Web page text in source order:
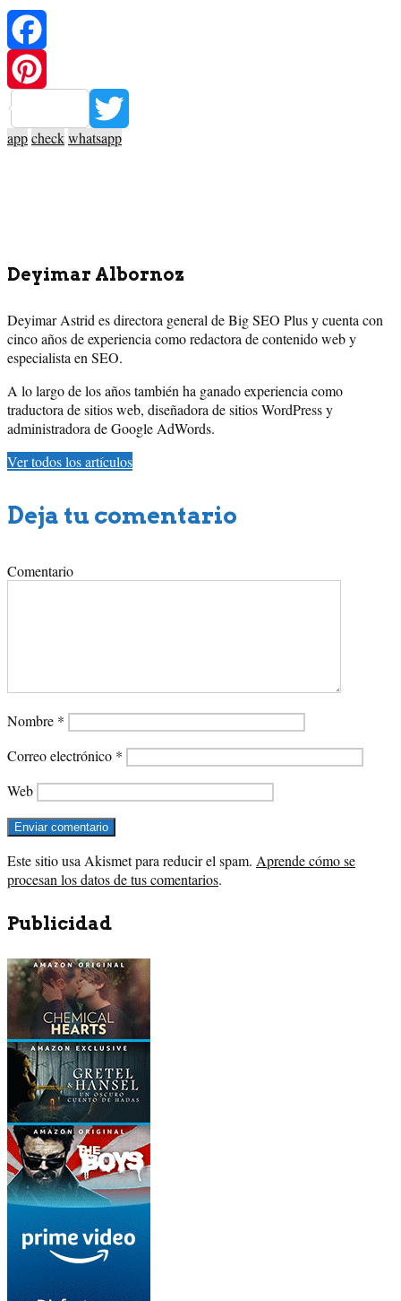
Facebook
Pinterest
Twitter
appcheckwhatsapp
Deyimar Albornoz
Deyimar Astrid es directora general de Big SEO Plus y cuenta con
cinco años de experiencia como redactora de contenido web y
especialista en SEO.
A lo largo de los años también ha ganado experiencia como
traductora de sitios web, diseñadora de sitios WordPress y
administradora de Google AdWords.
Ver todos los artículos
Deja tu comentario
Comentario
Nombre *
Correo electrónico *
Web
Este sitio usa Akismet para reducir el spam. Aprende cómo se
procesan los datos de tus comentarios.
Publicidad